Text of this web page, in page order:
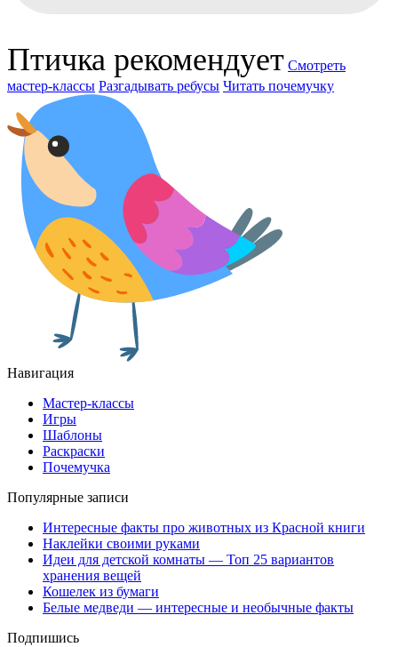
Птичка рекомендует Смотреть
мастер-классы Разгадывать ребусы Читать почемучку
Навигация
Мастер-классы
Игры
Шаблоны
Раскраски
Почемучка
Популярные записи
Интересные факты про животных из Красной книги
Наклейки своими руками
Идеи для детской комнаты — Топ 25 вариантов
хранения вещей
Кошелек из бумаги
Белые медведи — интересные и необычные факты
Подпишись